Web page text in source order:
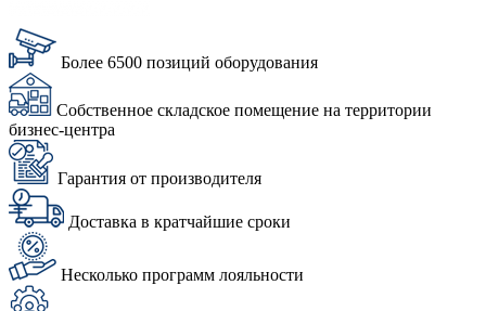
Более 6500 позиций оборудования
Собственное складское помещение на территории
бизнес-центра
Гарантия от производителя
Доставка в кратчайшие сроки
Несколько программ лояльности